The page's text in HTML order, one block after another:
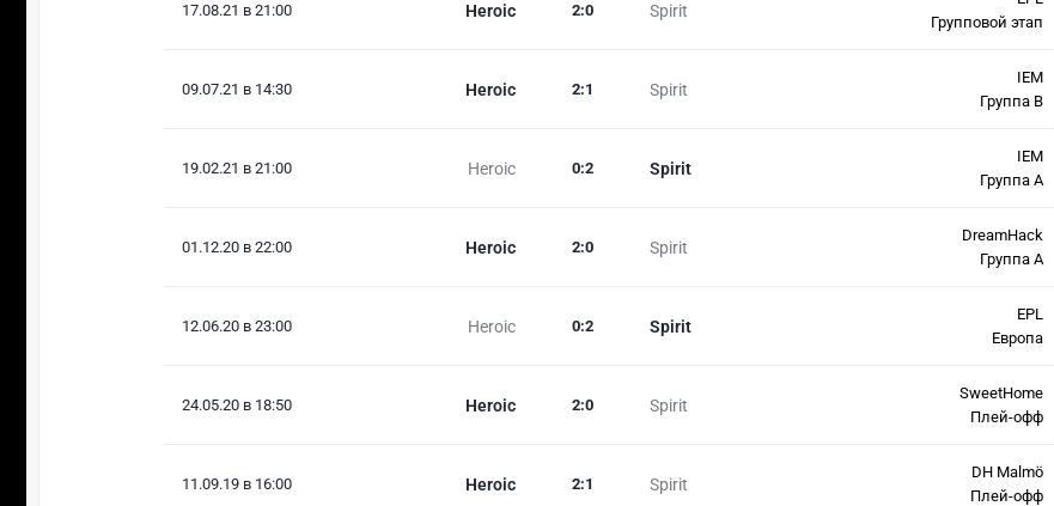
17.08.21 в 21:00 Heroic Spirit
2:0
Групповой этап
09.07.21 в 14:30 Heroic Spirit
2:1
IEM
Группа B
19.02.21 в 21:00 Heroic Spirit
0:2
IEM
Группа A
01.12.20 в 22:00 Heroic Spirit
2:0
DreamHack
Группа А
12.06.20 в 23:00 Heroic Spirit
0:2
EPL
Европа
24.05.20 в 18:50 Heroic Spirit
2:0
SweetHome
Плей-офф
11.09.19 в 16:00 Heroic Spirit
2:1
DH Malmö
Плей-офф